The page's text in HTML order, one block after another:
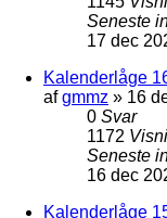
Seneste
17 dec
Kalenderlåge
afgmmz » 16
0 Svar
1172
Seneste
16 dec
Kalenderlåge